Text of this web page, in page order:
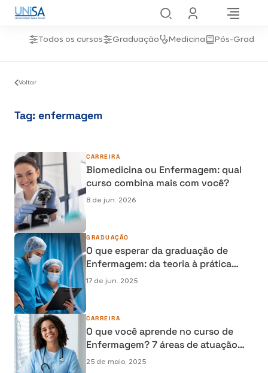
Todos os cursos Graduação Medicina Pós-
Voltar
Tag: enfermagem
CARREIRA
Biomedicina ou Enfermagem: qual
curso combina mais com você?
8 de jun. 2026
GRADUAÇÃO
O que esperar da graduação de
Enfermagem: da teoria à prática
hospitalar
17 de jun. 2025
CARREIRA
O que você aprende no curso de
Enfermagem? 7 áreas de atuação
para explorar
25 de maio. 2025